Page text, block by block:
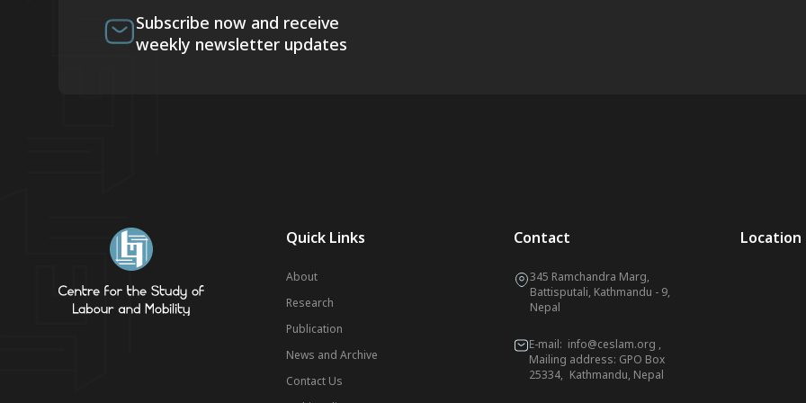
Subscribe now and receive
weekly newsletter updates
Quick Links
About
Research
Publication
News and Archive
Contact Us
Contact
345 Ramchandra Marg,
Battisputali, Kathmandu - 9,
Nepal
E-mail: info@ceslam.org ,
Mailing address: GPO Box
25334, Kathmandu, Nepal
Location